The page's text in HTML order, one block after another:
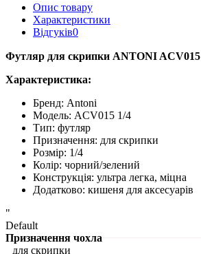
Опис товару
Характеристики
Відгуків0
Футляр для скрипки ANTONI ACV015
Характеристика:
Бренд: Antoni
Модель: ACV015 1/4
Тип: футляр
Призначення: для скрипки
Розмір: 1/4
Колір: чорний/зелений
Конструкція: ультра легка, міцна
Додатково: кишеня для аксесуарів
"
Default
Призначення чохла
для скрипки